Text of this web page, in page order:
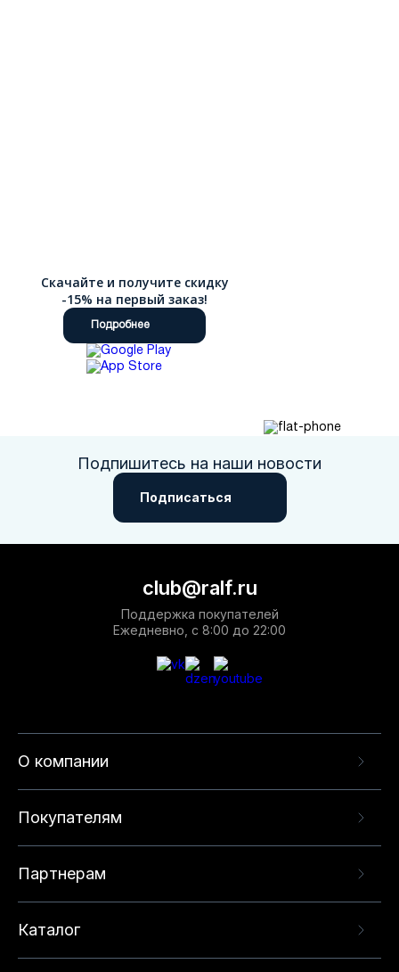
Скачайте и получите скидку
-15% на первый заказ!
Подробнее
Подпишитесь на наши новости
Подписаться
О компании
Покупателям
Партнерам
Каталог
club@ralf.ru
Поддержка покупателей
Ежедневно, с 8:00 до 22:00